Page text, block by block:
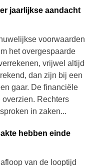
jaarlijkse aandacht
voorwaarden
het overgespaarde
vrijwel altijd
dan zijn bij een
gaar. De financiële
Rechters
in zaken...
hebben einde
van de looptijd